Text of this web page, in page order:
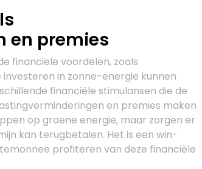
en premies
financiële voordelen, zoals
in zonne-energie kunnen
financiële stimulansen die de
en premies maken
op groene energie, maar zorgen er
kan terugbetalen. Het is een win-
profiteren van deze financiële